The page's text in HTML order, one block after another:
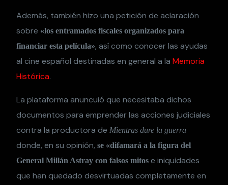
Además, también hizo una petición de aclaración
sobre «los entramados fiscales organizados para
financiar esta película», así como conocer las ayudas
al cine español destinadas en general a laMemoria
Histórica.
La plataforma anuncuió que necesitaba dichos
documentos para emprender las acciones judiciales
contra la productora deMientras dure la guerra
donde, en su opinión,se «difamará a la figura del
General Millán Astray con falsos mitos e iniquidades
que han quedado desvirtuadas completamente en